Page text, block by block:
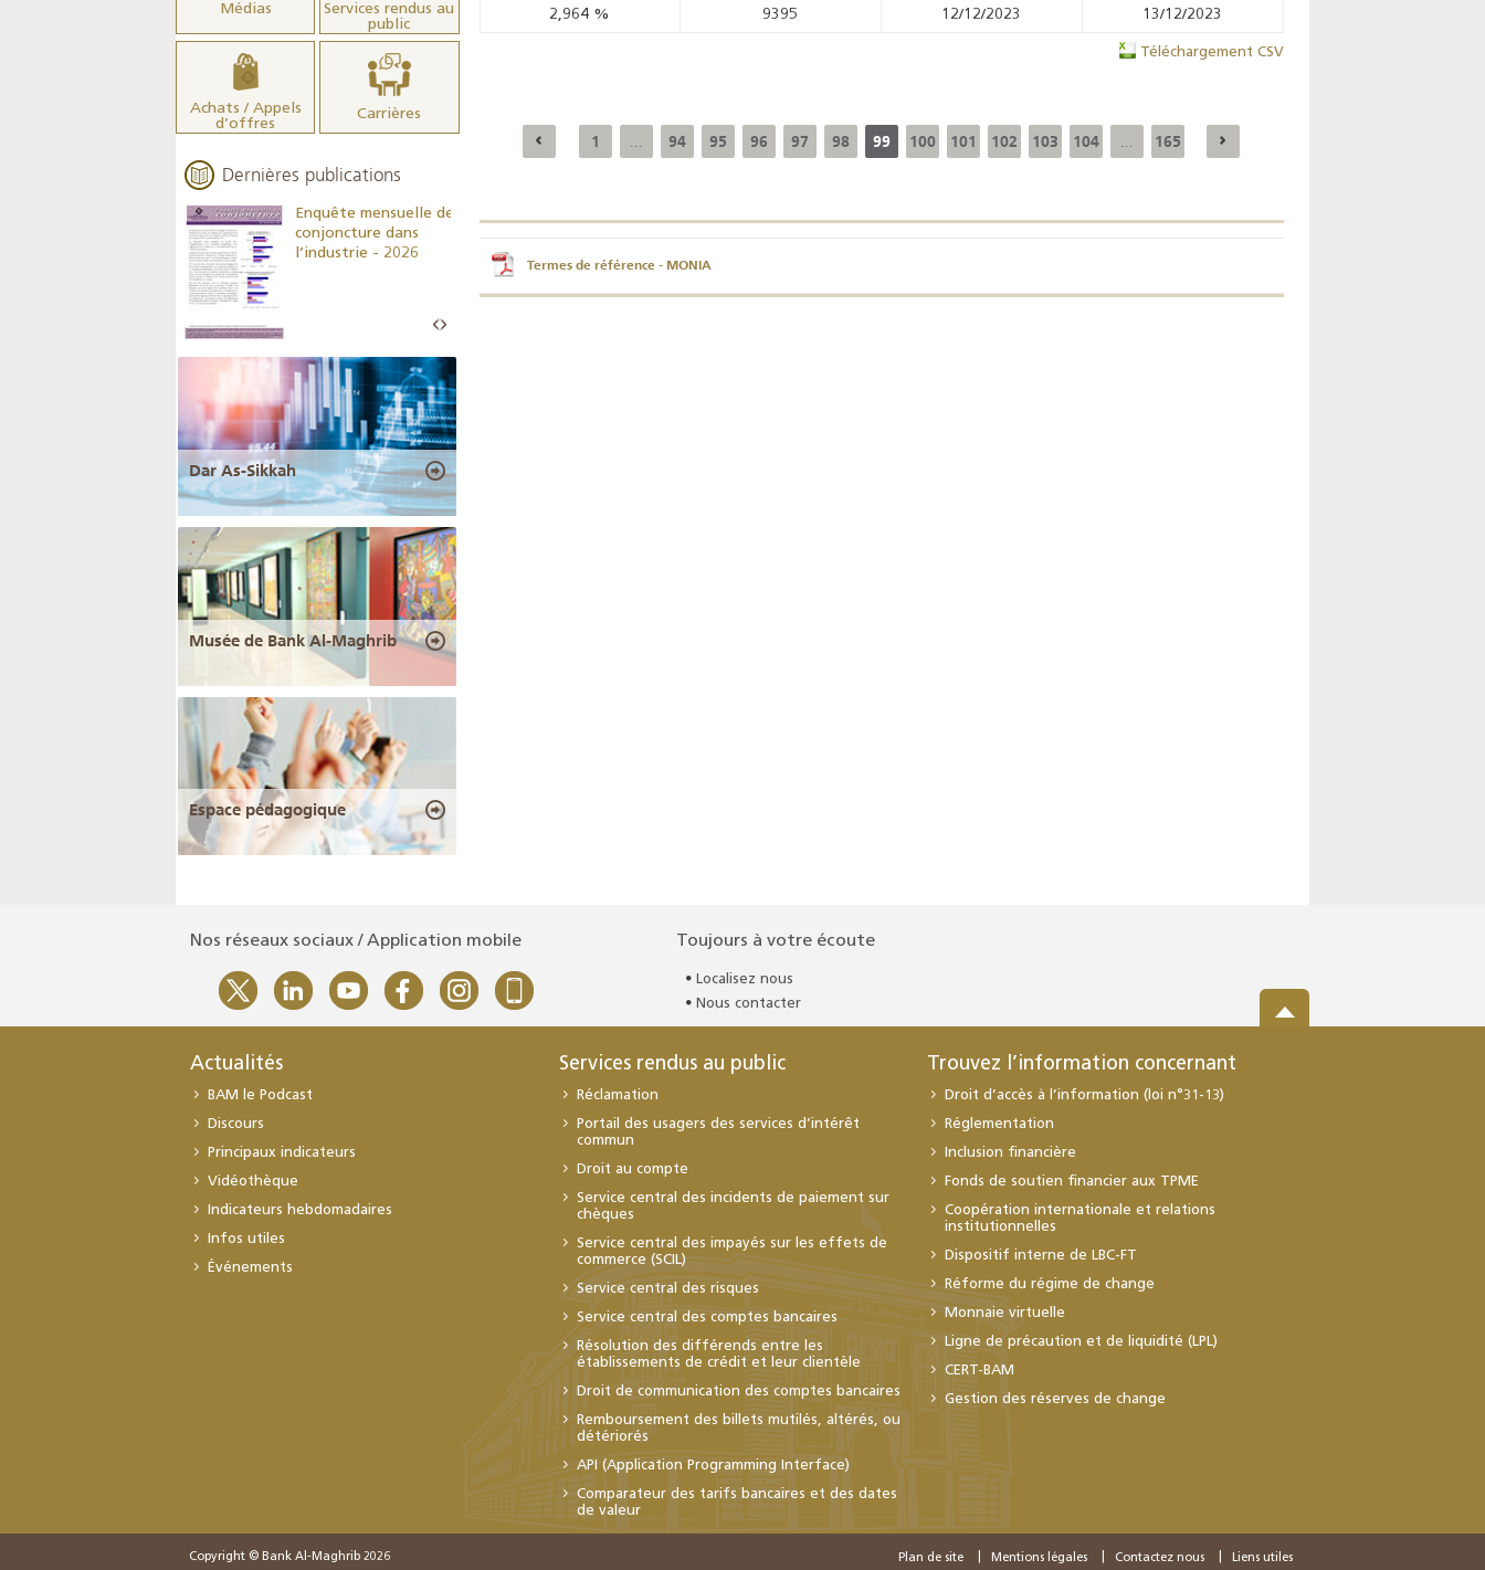
2,964 % 9395 12/12/2023 13/12/2023
Téléchargement CSV
1 94 95 96 97 98 99 100 101 102 103 104 165
Termes de référence - MONIA
Médias
Services rendus au
public
Achats / Appels
d’offres
Carrières
Dernières publications
Enquête mensuelle de
conjoncture dans
l’industrie - 2026
Dar As-Sikkah
Musée de Bank Al-Maghrib
Espace pédagogique
Nos réseaux sociaux / Application mobile Toujours à votre écoute
Localisez nous
Nous contacter
Actualités
BAM le Podcast
Discours
Principaux indicateurs
Vidéothèque
Indicateurs hebdomadaires
Infos utiles
Événements
Services rendus au public
Réclamation
Portail des usagers des services d’intérêt
commun
Droit au compte
Service central des incidents de paiement sur
chèques
Service central des impayés sur les effets de
commerce (SCIL)
Service central des risques
Service central des comptes bancaires
Résolution des différends entre les
établissements de crédit et leur clientèle
Droit de communication des comptes bancaires
Remboursement des billets mutilés, altérés, ou
détériorés
API (Application Programming Interface)
Comparateur des tarifs bancaires et des dates
de valeur
Trouvez l’information concernant
Droit d’accès à l’information (loi n°31-13)
Réglementation
Inclusion financière
Fonds de soutien financier aux TPME
Coopération internationale et relations
institutionnelles
Dispositif interne de LBC-FT
Réforme du régime de change
Monnaie virtuelle
Ligne de précaution et de liquidité (LPL)
CERT-BAM
Gestion des réserves de change
Copyright © Bank Al-Maghrib 2026 Plan de site Mentions légales Contactez nous Liens utiles